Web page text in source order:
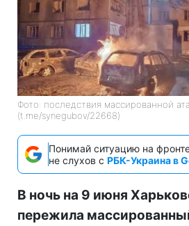
Фото: последствия массированной
(t.me/synegubov/22668)
Понимай ситуацию на
не слухов с РБК-Украина в
В ночь на 9 июня
пережила